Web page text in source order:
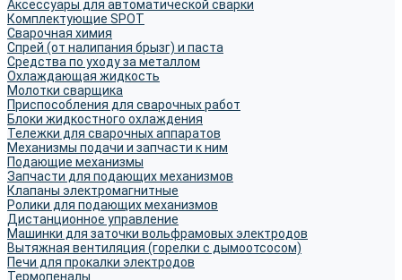
Аксессуары для автоматической сварки
Комплектующие SPOT
Сварочная химия
Спрей (от налипания брызг) и паста
Средства по уходу за металлом
Охлаждающая жидкость
Молотки сварщика
Приспособления для сварочных работ
Блоки жидкостного охлаждения
Тележки для сварочных аппаратов
Механизмы подачи и запчасти к ним
Подающие механизмы
Запчасти для подающих механизмов
Клапаны электромагнитные
Ролики для подающих механизмов
Дистанционное управление
Машинки для заточки вольфрамовых электродов
Вытяжная вентиляция (горелки с дымоотсосом)
Печи для прокалки электродов
Термопеналы